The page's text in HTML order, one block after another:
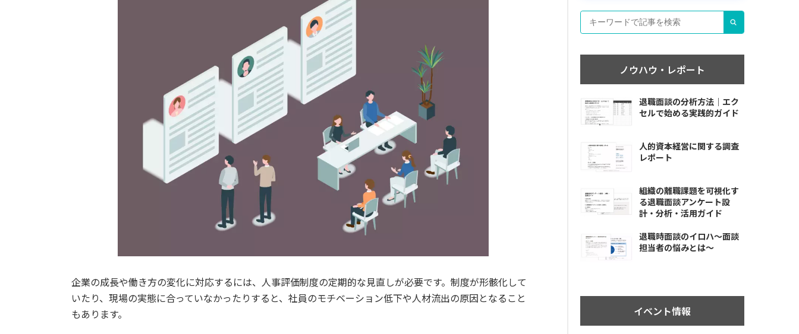
企業の成長や働き方の変化に対応するには、人事評価制度の定期的な見直しが必要です。制度が形骸化して
いたり、現場の実態に合っていなかったりすると、社員のモチベーション低下や人材流出の原因となること
もあります。
ノウハウ・レポート
退職面談の分析方法｜エク
セルで始める実践的ガイド
人的資本経営に関する調査
レポート
組織の離職課題を可視化す
る退職面談アンケート設
計・分析・活用ガイド
退職時面談のイロハ〜面談
担当者の悩みとは〜
イベント情報